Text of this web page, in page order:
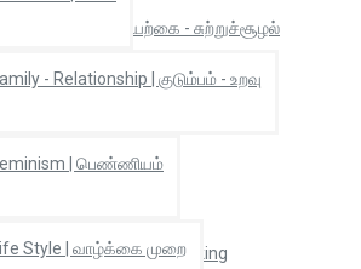
- Relationship | குடும்பம் - உறவு
| பெண்ணியம்
Life Style | வாழ்க்கை முறை
Environment | இயற்கை - சுற்றுச்சூழல்
| குழந்தை வளர்ப்பு
| அறிவியல்
சிந்தனை | Rational Thinking